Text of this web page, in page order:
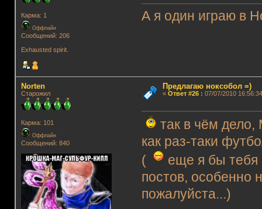
Карма: 1
Оффлайн
Сообщений: 206
Exhausted spirit.
А я один играю в
Norten
Старожил
Карма: 101
Оффлайн
Сообщений: 840
Предлагаю ноксобол =)
« Ответ #26: 07/07/2010
так в чём
как раз-таки
(
еще я бы тебя
постов, особенно
пожалуйста...)